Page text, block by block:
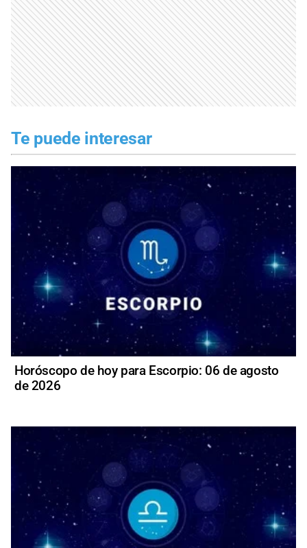
Te puede interesar
Horóscopo de hoy para Escorpio: 06 de agosto
de 2026